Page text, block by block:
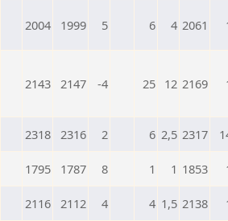
2004 1999 5 6 4 2061
2143 2147 -4 25 12 2169
2318 2316 2 6 2,5 2317
1795 1787 8 1 1 1853
2116 2112 4 4 1,5 2138